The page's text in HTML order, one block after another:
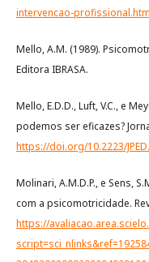
intervencao-profissional.htm
Mello, A.M. (1989).
Editora IBRASA.
Mello, E.D.D., Luft, V.C., e
podemos ser eficazes?
https://doi.org/10.2223/
Molinari, A.M.D.P., e Sens,
com a psicomotricidade.
https://